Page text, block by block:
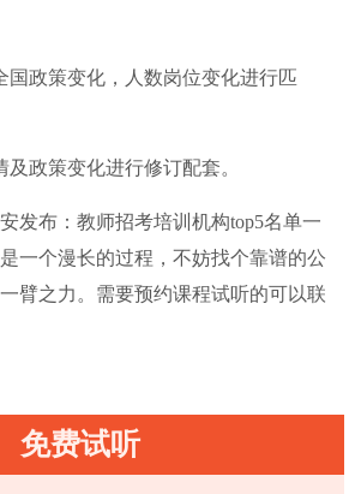
国政策变化，人数岗位变化进行匹
政策变化进行修订配套。
发布：教师招考培训机构top5名单一
一个漫长的过程，不妨找个靠谱的公
臂之力。需要预约课程试听的可以联
免费试听